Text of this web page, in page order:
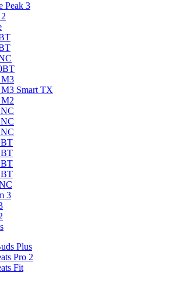
Peak 3
M3
Smart TX
BT
BT
BT
BT
3
Plus
Pro 2
Fit